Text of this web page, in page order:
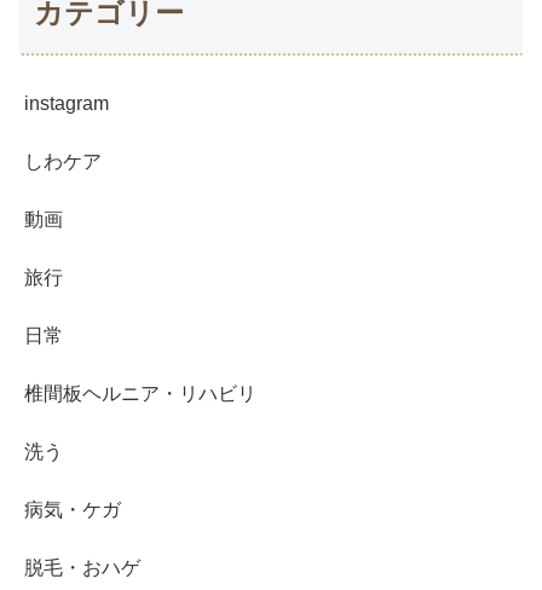
カテゴリー
instagram
しわケア
動画
旅行
日常
椎間板ヘルニア・リハビリ
洗う
病気・ケガ
脱毛・おハゲ